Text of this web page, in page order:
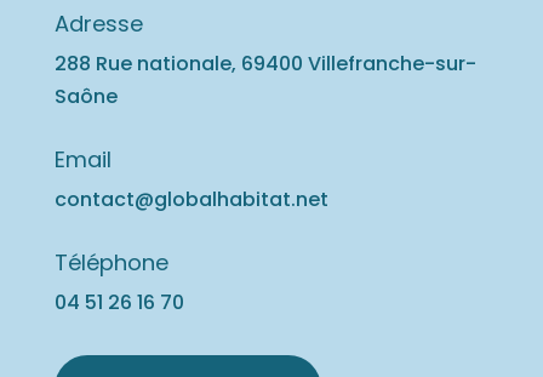
Adresse
288 Rue nationale, 69400 Villefranche-sur-
Saône
Email
contact@globalhabitat.net
Téléphone
04 51 26 16 70